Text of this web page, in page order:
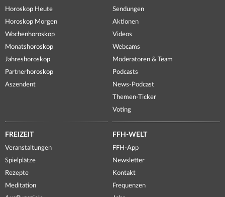
Horoskop Heute
Horoskop Morgen
Wochenhoroskop
Monatshoroskop
Jahreshoroskop
Partnerhoroskop
Aszendent
Sendungen
Aktionen
Videos
Webcams
Moderatoren & Team
Podcasts
News-Podcast
Themen-Ticker
Voting
FREIZEIT
Veranstaltungen
Spielplätze
Rezepte
Meditation
FFH-WELT
FFH-App
Newsletter
Kontakt
Frequenzen